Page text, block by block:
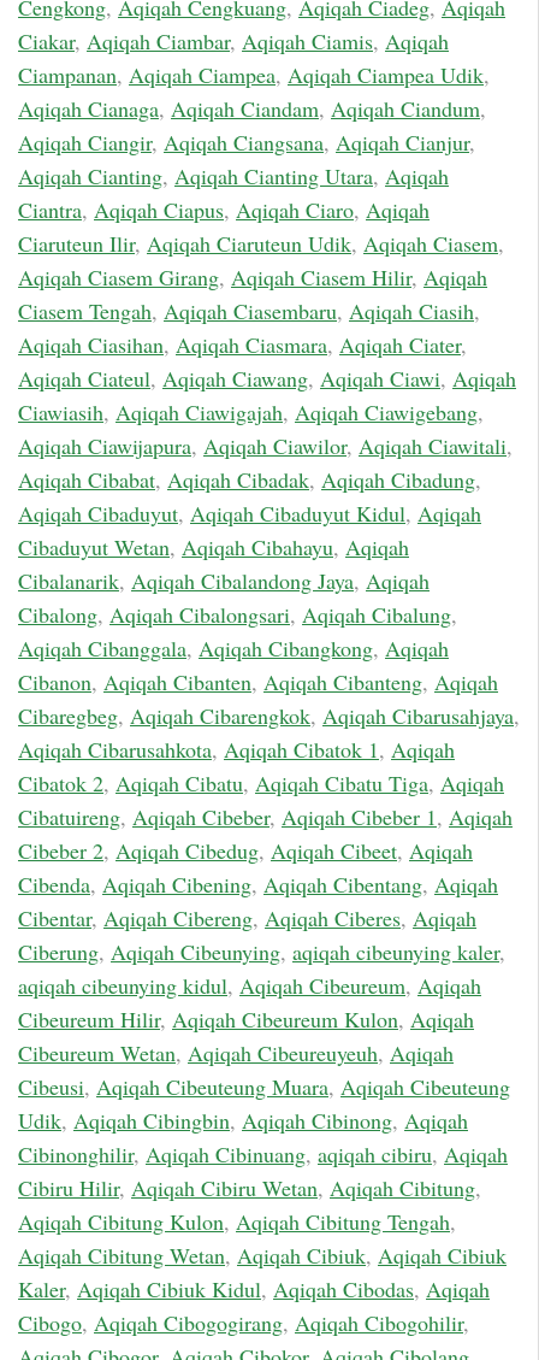
Cengkong, Aqiqah Cengkuang, Aqiqah Ciadeg, Aqiqah
Ciakar, Aqiqah Ciambar, Aqiqah Ciamis, Aqiqah
Ciampanan, Aqiqah Ciampea, Aqiqah Ciampea Udik,
Aqiqah Cianaga, Aqiqah Ciandam, Aqiqah Ciandum,
Aqiqah Ciangir, Aqiqah Ciangsana, Aqiqah Cianjur,
Aqiqah Cianting, Aqiqah Cianting Utara, Aqiqah
Ciantra, Aqiqah Ciapus, Aqiqah Ciaro, Aqiqah
Ciaruteun Ilir, Aqiqah Ciaruteun Udik, Aqiqah Ciasem,
Aqiqah Ciasem Girang, Aqiqah Ciasem Hilir, Aqiqah
Ciasem Tengah, Aqiqah Ciasembaru, Aqiqah Ciasih,
Aqiqah Ciasihan, Aqiqah Ciasmara, Aqiqah Ciater,
Aqiqah Ciateul, Aqiqah Ciawang, Aqiqah Ciawi, Aqiqah
Ciawiasih, Aqiqah Ciawigajah, Aqiqah Ciawigebang,
Aqiqah Ciawijapura, Aqiqah Ciawilor, Aqiqah Ciawitali,
Aqiqah Cibabat, Aqiqah Cibadak, Aqiqah Cibadung,
Aqiqah Cibaduyut, Aqiqah Cibaduyut Kidul, Aqiqah
Cibaduyut Wetan, Aqiqah Cibahayu, Aqiqah
Cibalanarik, Aqiqah Cibalandong Jaya, Aqiqah
Cibalong, Aqiqah Cibalongsari, Aqiqah Cibalung,
Aqiqah Cibanggala, Aqiqah Cibangkong, Aqiqah
Cibanon, Aqiqah Cibanten, Aqiqah Cibanteng, Aqiqah
Cibaregbeg, Aqiqah Cibarengkok, Aqiqah Cibarusahjaya,
Aqiqah Cibarusahkota, Aqiqah Cibatok 1, Aqiqah
Cibatok 2, Aqiqah Cibatu, Aqiqah Cibatu Tiga, Aqiqah
Cibatuireng, Aqiqah Cibeber, Aqiqah Cibeber 1, Aqiqah
Cibeber 2, Aqiqah Cibedug, Aqiqah Cibeet, Aqiqah
Cibenda, Aqiqah Cibening, Aqiqah Cibentang, Aqiqah
Cibentar, Aqiqah Cibereng, Aqiqah Ciberes, Aqiqah
Ciberung, Aqiqah Cibeunying, aqiqah cibeunying kaler,
aqiqah cibeunying kidul, Aqiqah Cibeureum, Aqiqah
Cibeureum Hilir, Aqiqah Cibeureum Kulon, Aqiqah
Cibeureum Wetan, Aqiqah Cibeureuyeuh, Aqiqah
Cibeusi, Aqiqah Cibeuteung Muara, Aqiqah Cibeuteung
Udik, Aqiqah Cibingbin, Aqiqah Cibinong, Aqiqah
Cibinonghilir, Aqiqah Cibinuang, aqiqah cibiru, Aqiqah
Cibiru Hilir, Aqiqah Cibiru Wetan, Aqiqah Cibitung,
Aqiqah Cibitung Kulon, Aqiqah Cibitung Tengah,
Aqiqah Cibitung Wetan, Aqiqah Cibiuk, Aqiqah Cibiuk
Kaler, Aqiqah Cibiuk Kidul, Aqiqah Cibodas, Aqiqah
Cibogo, Aqiqah Cibogogirang, Aqiqah Cibogohilir,